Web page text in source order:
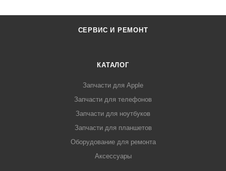
СЕРВИС И РЕМОНТ
КАТАЛОГ
Запчасти для Apple
Запчасти для телефонов
Запчасти для ноутбуков
Запчасти для планшетов
Оборудование для ремонта
Аксессуары